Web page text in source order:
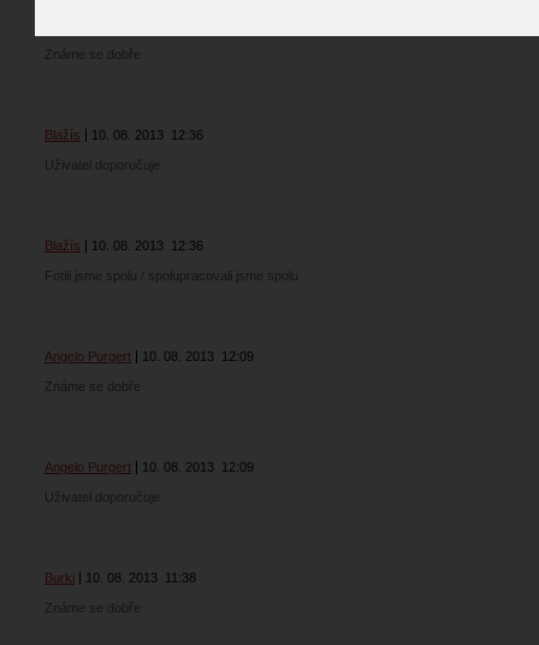
Známe se dobře
Blažís 10. 08. 2013 12:36
Uživatel doporučuje
Blažís 10. 08. 2013 12:36
Fotili jsme spolu / spolupracovali jsme spolu
Angelo Purgert 10. 08. 2013 12:09
Známe se dobře
Angelo Purgert 10. 08. 2013 12:09
Uživatel doporučuje
Burki 10. 08. 2013 11:38
Známe se dobře